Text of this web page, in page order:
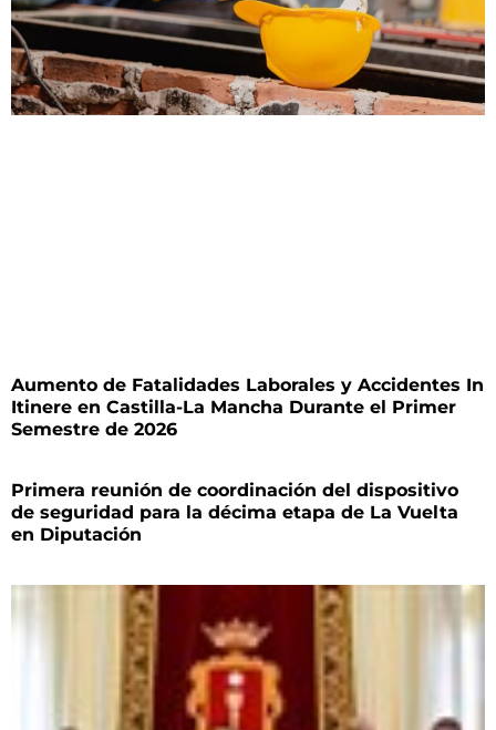
Aumento de Fatalidades Laborales y Accidentes In
Itinere en Castilla-La Mancha Durante el Primer
Semestre de 2026
Primera reunión de coordinación del dispositivo
de seguridad para la décima etapa de La Vuelta
en Diputación